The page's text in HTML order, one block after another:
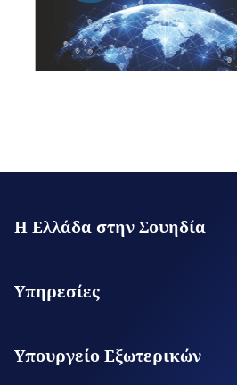
Η Ελλάδα στην Σουηδία
Επικοινωνία με την Πρεσβεία
Άμισθα Προξενεία
Υπηρεσίες
Υπηρεσίες για τον Πολίτη
Ψηφιακές Προξενικές Υπηρεσίες
Υπουργείο Εξωτερικών